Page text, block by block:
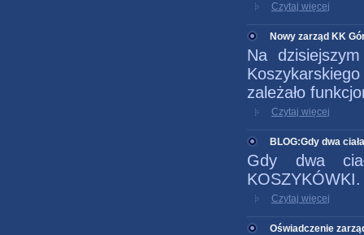
Czytaj więcej
Nowy zarząd KK
Na
zależało
Czytaj więcej
BLOG:Gdy dwa
Gdy dwa
Czytaj więcej
Oświadczenie